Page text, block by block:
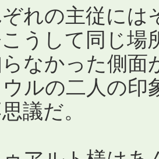
れの主従には
うして同じ
らなかった側
ウルの二人の
議だ。